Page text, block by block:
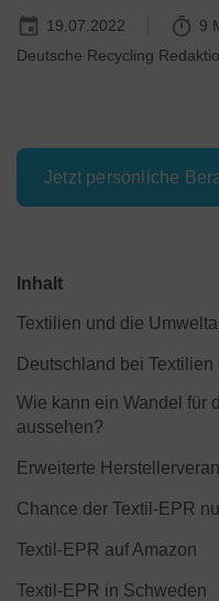
19.07.2022
9
Deutsche Recycling
Jetzt persönliche
Inhalt
Textilien und die
Deutschland bei
Wie kann ein Wandel für
aussehen?
Erweiterte
Chance der Textil-EPR
Textil-EPR auf Amazon
Textil-EPR in Schweden